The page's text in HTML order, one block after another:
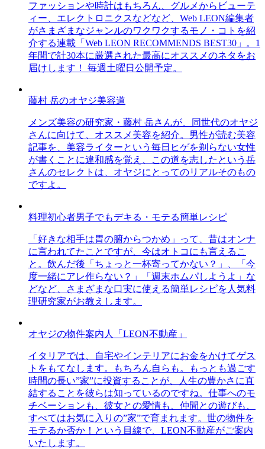
ファッションや時計はもちろん、グルメからビューテ
ィー、エレクトロニクスなどなど、Web LEON編集者
がさまざまなジャンルのワクワクするモノ・コトを紹
介する連載「Web LEON RECOMMENDS BEST30」。1
年間で計30本に厳選された最高にオススメのネタをお
届けします！ 毎週土曜日公開予定。
藤村 岳のオヤジ美容道
メンズ美容の研究家・藤村 岳さんが、同世代のオヤジ
さんに向けて、オススメ美容を紹介。男性が読む美容
記事を、美容ライターという毎日ヒゲを剃らない女性
が書くことに違和感を覚え、この道を志したという岳
さんのセレクトは、オヤジにとってのリアルそのもの
ですよ。
料理初心者男子でもデキる・モテる簡単レシピ
「好きな相手は胃の腑からつかめ」って、昔はオンナ
に言われてたことですが、今はオトコにも言えるこ
と。飲んだ後「ちょっと一杯寄ってかない？」、「今
度一緒にアレ作らない？」「週末ホムパしようよ」な
どなど、さまざまな口実に使える簡単レシピを人気料
理研究家がお教えします。
オヤジの物件案内人「LEON不動産」
イタリアでは、自宅やインテリアにお金をかけてゲス
トをもてなします。もちろん自らも。もっとも過ごす
時間の長い”家”に投資することが、人生の豊かさに直
結することを彼らは知っているのですね。仕事へのモ
チベーションも、彼女との愛情も、仲間との遊びも、
すべてはお気に入りの”家”で育まれます。世の物件を
モテるか否か！という目線で、LEON不動産がご案内
いたします。